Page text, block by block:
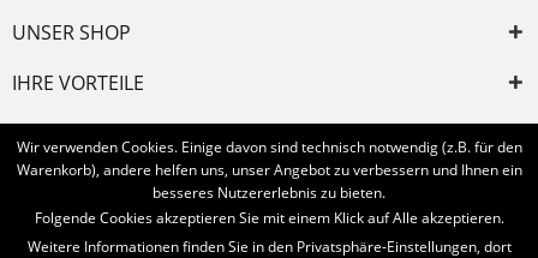
UNSER SHOP
IHRE VORTEILE
INFORMIERT BLEIBEN
Bestellung widerrufen
* Alle Preise inkl. MwSt. und zzgl. Bearbeitungspauschale
Wir verwenden Cookies. Einige davon sind technisch notwendig (z.B. für den
Warenkorb), andere helfen uns, unser Angebot zu verbessern und Ihnen ein
besseres Nutzererlebnis zu bieten.
Folgende Cookies akzeptieren Sie mit einem Klick auf Alle akzeptieren.
Weitere Informationen finden Sie in den Privatsphäre-Einstellungen, dort